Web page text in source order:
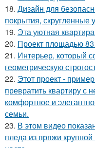
18. Дизайн для
покрытия, скругленные
19. Эта уютная
20. Проект площадью 83
21. Интерьер, который
геометрическую
22. Этот проект -
превратить квартиру с
комфортное и
семьи.
23. В этом видео
пледа из пряжи